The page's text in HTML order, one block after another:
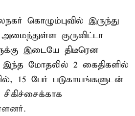
கொழும்புவில் இருந்து
அமைந்துள்ள குருவிட்டா
இடையே திடீரென
மோதலில் 2 கைதிகளில்
15 பேர் படுகாயங்களுடன்